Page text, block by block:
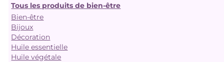
Tous les produits de bien-être
Bien-être
Bijoux
Décoration
Huile essentielle
Huile végétale